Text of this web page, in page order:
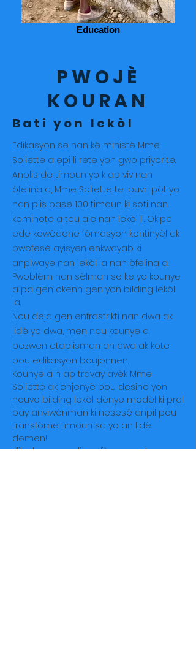
Education
PWOJÈ
KOURAN
Bati yon lekòl
Edikasyon se nan kè ministè Mme
Soliette a epi li rete yon gwo priyorite.
Anplis de timoun yo k ap viv nan
òfelina a, Mme Soliette te louvri pòt yo
nan plis pase 100 timoun ki soti nan
kominote a tou ale nan lekòl li. Okipe
ede kowòdone fòmasyon kontinyèl ak
pwofesè ayisyen enkwayab ki
anplwaye nan lekòl la nan òfelina a.
Pwoblèm nan sèlman se ke yo kounye
a pa gen okenn gen yon bilding lekòl
la.
Nou deja gen enfrastrikti nan dwa ak
lidè yo dwa, men nou kounye a
bezwen etablisman an dwa ak kote
pou edikasyon boujonnen.
Kounye a n ap travay avèk Mme
Soliette ak enjenyè pou desine yon
nouvo bilding lekòl dènye modèl ki pral
bay anviwònman ki nesesè anpil pou
transfòme timoun sa yo an lidè
demen!
Klike la apou plis enfòmasyon!